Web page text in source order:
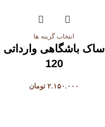
انتخاب گزینه ها
ساک باشگاهی وارداتی
120
۲.۱۵۰.۰۰۰ تومان